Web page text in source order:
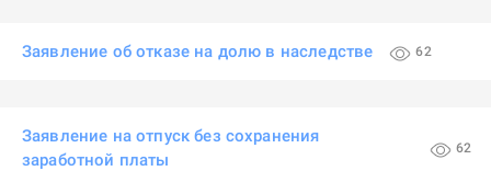
Заявление об отказе на долю в наследстве 62
Заявление на отпуск без сохранения
заработной платы
62